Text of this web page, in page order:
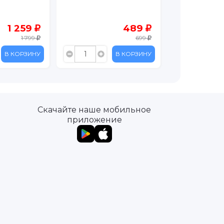
1 259
1 799
В КОРЗИНУ
489
699
В КОРЗИНУ
Скачайте наше мобильное
приложение